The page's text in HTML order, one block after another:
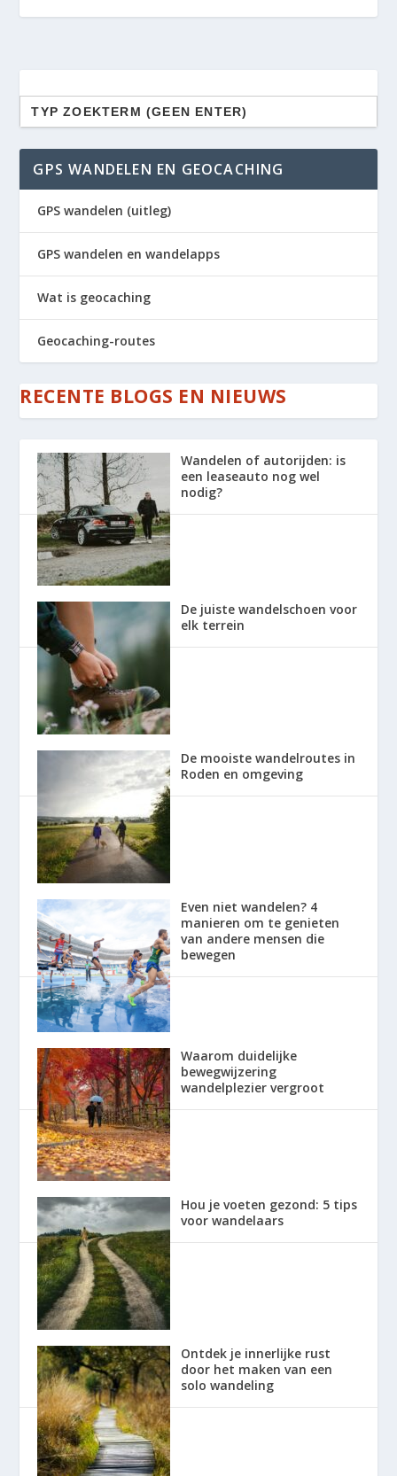
Zoek
naar:
GPS WANDELEN EN GEOCACHING
GPS wandelen (uitleg)
GPS wandelen en wandelapps
Wat is geocaching
Geocaching-routes
RECENTE BLOGS EN NIEUWS
Wandelen of autorijden: is
een leaseauto nog wel
nodig?
De juiste wandelschoen voor
elk terrein
De mooiste wandelroutes in
Roden en omgeving
Even niet wandelen? 4
manieren om te genieten
van andere mensen die
bewegen
Waarom duidelijke
bewegwijzering
wandelplezier vergroot
Hou je voeten gezond: 5 tips
voor wandelaars
Ontdek je innerlijke rust
door het maken van een
solo wandeling